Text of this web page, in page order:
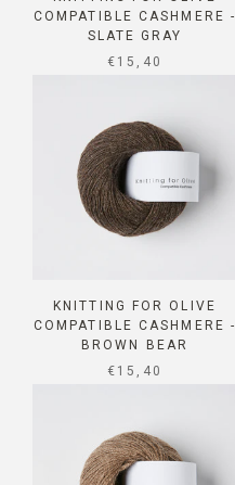
COMPATIBLE CASHMERE -
SLATE GRAY
SALE PRICE
€15,40
KNITTING FOR OLIVE
COMPATIBLE CASHMERE -
BROWN BEAR
SALE PRICE
€15,40